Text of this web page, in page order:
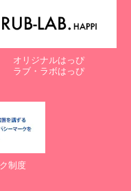
オリジナルはっぴ
ラブ・ラボはっぴ
制度